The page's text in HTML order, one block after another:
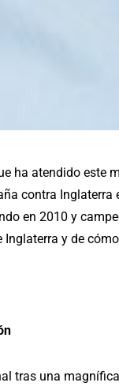
ha atendido este
contra Inglaterra
en 2010 y
y de
tras una